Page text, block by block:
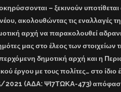
– ξεκινούν υποτίθεται
ακολουθώντας τις εναλλαγές
αρχή να παρακολουθεί
μας στο έλεος των
δημοτική αρχή και η
έργου με τους πολίτες… στο ίδιο
2021 (ΑΔΑ: ΨΙ7ΤΩΚΑ-473)